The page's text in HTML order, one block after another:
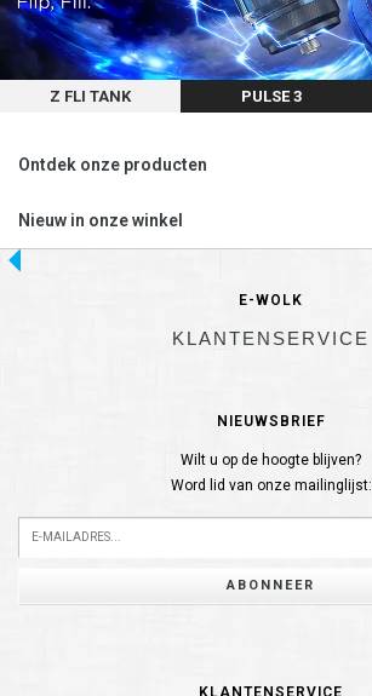
Z FLI TANK PULSE 3
Ontdek onze producten
Nieuw in onze winkel
E-WOLK
KLANTENSERVICE
NIEUWSBRIEF
Wilt u op de hoogte blijven?
Word lid van onze mailinglijst:
ABONNEER
KLANTENSERVICE